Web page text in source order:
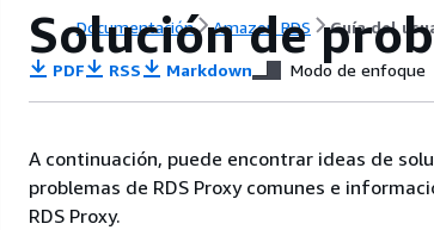
Documentación Amazon RDS Guía del
Solución de
PDF RSS Markdown Modo de enfoque
A continuación, puede encontrar ideas de
problemas de RDS Proxy comunes e
RDS Proxy.